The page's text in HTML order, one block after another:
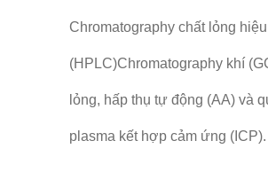
Chromatography chất lỏng
(HPLC)Chromatography khí
lỏng, hấp thụ tự động (AA) và
plasma kết hợp cảm ứng (ICP).